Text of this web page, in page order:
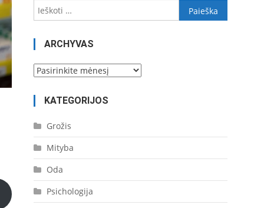
Ieškoti:
ARCHYVAS
Archyvas
KATEGORIJOS
Grožis
Mityba
Oda
Psichologija